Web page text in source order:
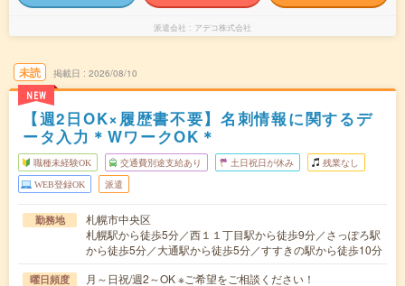
派遣会社 アデコ株式会社
未読
NEW
掲載日 2026/08/10
【週2日OK×履歴書不要】名刺情報に関するデ
ータ入力＊WワークOK＊
職種未経験OK 交通費別途支給あり 土日祝日が休み 残業なし
WEB登録OK 派遣
勤務地
札幌市中央区
札幌駅から徒歩5分／西１１丁目駅から徒歩9分／さっぽろ駅
から徒歩5分／大通駅から徒歩5分／すすきの駅から徒歩10分
曜日頻度 月～日祝/週2～OK ※ご希望をご相談ください！